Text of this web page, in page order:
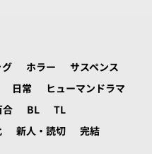
グ ホラー
サスペンス
日常
ヒューマンドラマ
合 BL
TL
新人・読切
完結